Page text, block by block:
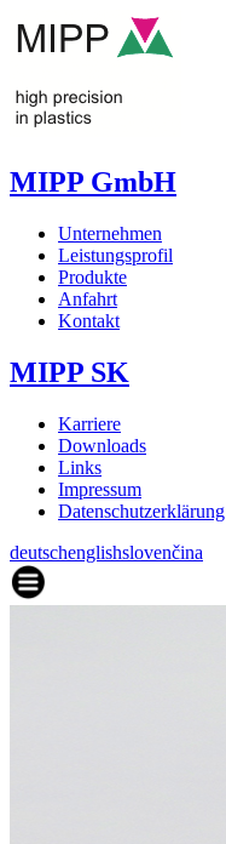
MIPP GmbH
Unternehmen
Leistungsprofil
Produkte
Anfahrt
Kontakt
MIPP SK
Karriere
Downloads
Links
Impressum
Datenschutzerklärung
deutschenglishslovenčina